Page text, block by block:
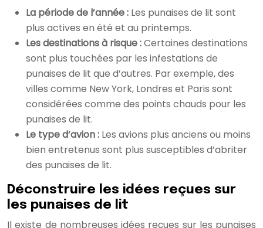
La période de l’année : Les punaises de lit sont
plus actives en été et au printemps.
Les destinations à risque :Certaines destinations
sont plus touchées par les infestations de
punaises de lit que d’autres. Par exemple, des
villes comme New York, Londres et Paris sont
considérées comme des points chauds pour les
punaises de lit.
Le type d’avion : Les avions plus anciens ou moins
bien entretenus sont plus susceptibles d’abriter
des punaises de lit.
Déconstruire les idées reçues sur
les punaises de lit
Il existe de nombreuses idées reçues sur les punaises